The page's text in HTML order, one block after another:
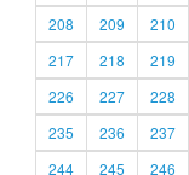
208
209 210
217
218 219
226
227 228
235
236 237
244
245 246